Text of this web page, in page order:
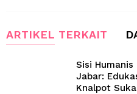
ARTIKEL TERKAIT
Sisi Humanis
Jabar:
Knalpot